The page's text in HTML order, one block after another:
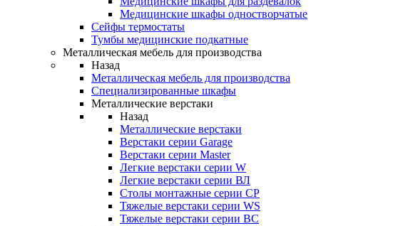
Медицинские шкафы одностворчатые
Сейфы термостаты
Тумбы медицинские подкатные
Металлическая мебель для производства
Назад
Металлическая мебель для производства
Cпециализированные шкафы
Металлические верстаки
Назад
Металлические верстаки
Верстаки серии Garage
Верстаки серии Master
Легкие верстаки серии W
Легкие верстаки серии ВЛ
Столы монтажные серии СР
Тяжелые верстаки серии WS
Тяжелые верстаки серии ВС